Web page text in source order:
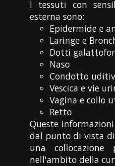
I tessuti con
esterna sono:
Epidermide e
Laringe e
Dotti
Naso
Condotto
Vescica e vie
Vagina e collo
Retto
Queste
dal punto di vista
una collocazione
nell'ambito della